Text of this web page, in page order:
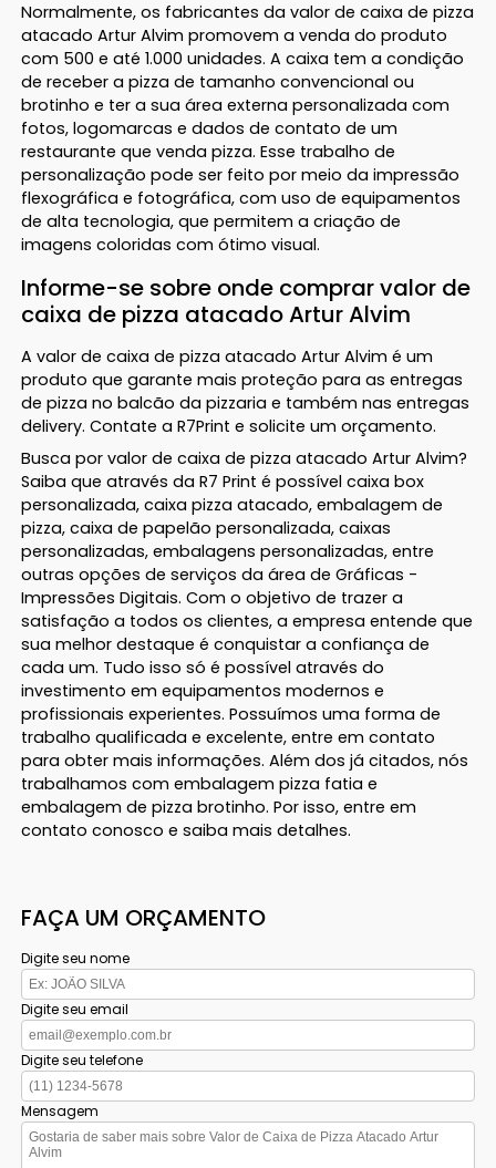
Normalmente, os fabricantes da valor de caixa de pizza
atacado Artur Alvim promovem a venda do produto
com 500 e até 1.000 unidades. A caixa tem a condição
de receber a pizza de tamanho convencional ou
brotinho e ter a sua área externa personalizada com
fotos, logomarcas e dados de contato de um
restaurante que venda pizza. Esse trabalho de
personalização pode ser feito por meio da impressão
flexográfica e fotográfica, com uso de equipamentos
de alta tecnologia, que permitem a criação de
imagens coloridas com ótimo visual.
Informe-se sobre onde comprar valor de
caixa de pizza atacado Artur Alvim
A valor de caixa de pizza atacado Artur Alvim é um
produto que garante mais proteção para as entregas
de pizza no balcão da pizzaria e também nas entregas
delivery. Contate a R7Print e solicite um orçamento.
Busca por valor de caixa de pizza atacado Artur Alvim?
Saiba que através da R7 Print é possível caixa box
personalizada, caixa pizza atacado, embalagem de
pizza, caixa de papelão personalizada, caixas
personalizadas, embalagens personalizadas, entre
outras opções de serviços da área de Gráficas -
Impressões Digitais. Com o objetivo de trazer a
satisfação a todos os clientes, a empresa entende que
sua melhor destaque é conquistar a confiança de
cada um. Tudo isso só é possível através do
investimento em equipamentos modernos e
profissionais experientes. Possuímos uma forma de
trabalho qualificada e excelente, entre em contato
para obter mais informações. Além dos já citados, nós
trabalhamos com embalagem pizza fatia e
embalagem de pizza brotinho. Por isso, entre em
contato conosco e saiba mais detalhes.
FAÇA UM ORÇAMENTO
Digite seu nome
Digite seu email
Digite seu telefone
Mensagem